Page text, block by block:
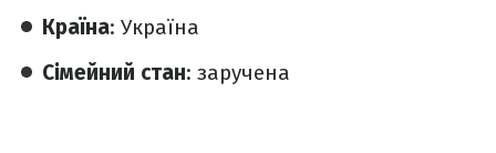
Країна: Україна
Сімейний стан: заручена